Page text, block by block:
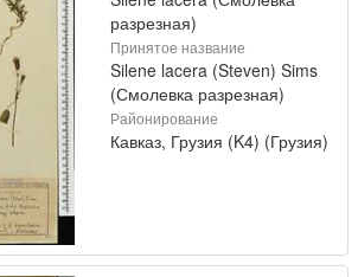
разрезная)
Принятое название
Silene lacera (Steven) Sims
(Смолевка разрезная)
Районирование
Кавказ, Грузия (K4) (Грузия)